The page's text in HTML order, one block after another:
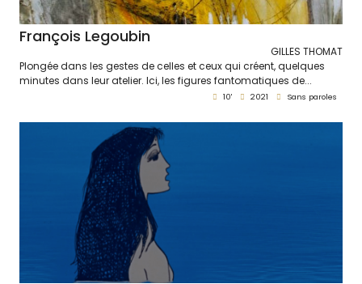
François Legoubin
GILLES THOMAT
Plongée dans les gestes de celles et ceux qui créent, quelques
minutes dans leur atelier. Ici, les figures fantomatiques de...
10' 2021 Sans paroles